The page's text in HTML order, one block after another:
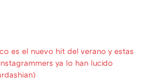
es el nuevo hit del verano y estas
ya lo han lucido